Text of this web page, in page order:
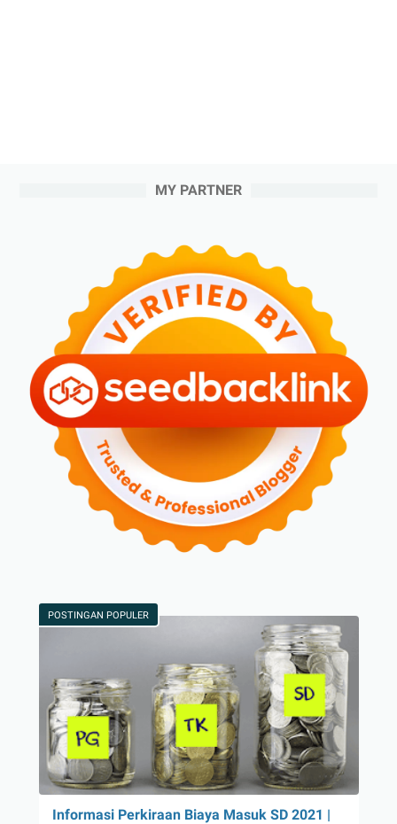
MY PARTNER
POSTINGAN POPULER
Informasi Perkiraan Biaya Masuk SD 2021 |